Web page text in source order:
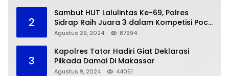
2
Sambut HUT Lalulintas Ke-69, Polres
Sidrap Raih Juara 3 dalam Kompetisi Pocil
Zona 5
Agustus 29, 2024 87994
3
Kapolres Tator Hadiri Giat Deklarasi
Pilkada Damai Di Makassar
Agustus 9, 2024 44051